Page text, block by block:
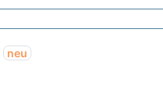
neu